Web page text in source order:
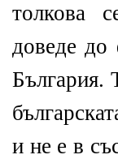
толкова
доведе до
България.
и не е в